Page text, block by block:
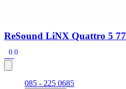
ReSound LiNX Quattro 5 77
0.0
085 - 225 0685